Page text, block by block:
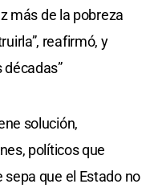
más de la pobreza
reafirmó, y
solución,
políticos que
que el Estado no